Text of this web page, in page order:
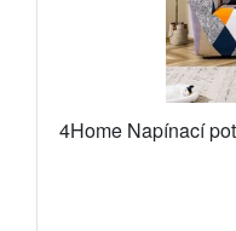
4Home Napínací